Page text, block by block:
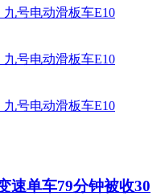
速单车79分钟被收30